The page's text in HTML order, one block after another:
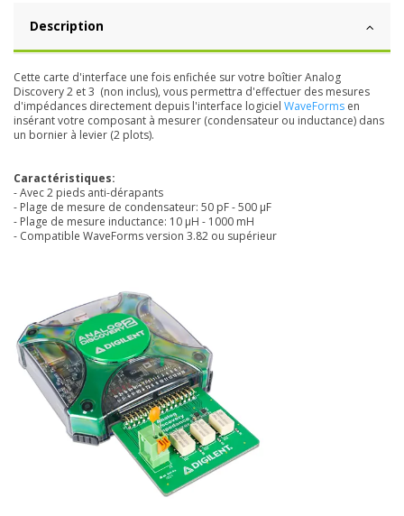
Description
Cette carte d'interface une fois enfichée sur votre boîtier Analog
Discovery 2 et 3 (non inclus), vous permettra d'effectuer des mesures
d'impédances directement depuis l'interface logiciel WaveForms en
insérant votre composant à mesurer (condensateur ou inductance) dans
un bornier à levier (2 plots).
Caractéristiques:
- Avec 2 pieds anti-dérapants
- Plage de mesure de condensateur: 50 pF - 500 µF
- Plage de mesure inductance: 10 µH - 1000 mH
- Compatible WaveForms version 3.82 ou supérieur